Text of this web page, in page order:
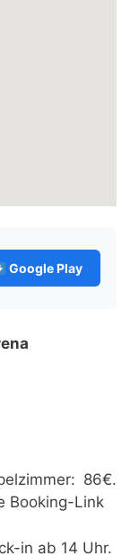
Google Play
86€.
Booking-Link
in ab 14 Uhr.